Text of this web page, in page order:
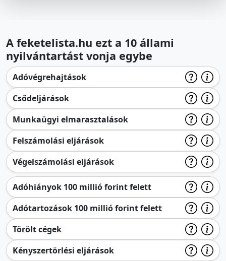
A feketelista.hu ezt a 10 állami
nyilvántartást vonja egybe
Adóvégrehajtások
Csődeljárások
Munkaügyi elmarasztalások
Felszámolási eljárások
Végelszámolási eljárások
Adóhiányok 100 millió forint felett
Adótartozások 100 millió forint felett
Törölt cégek
Kényszertörlési eljárások